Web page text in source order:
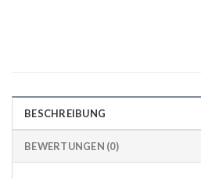
BESCHREIBUNG
BEWERTUNGEN (0)